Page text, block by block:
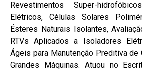
Revestimentos Super-
Elétricos, Células Solares
Ésteres Naturais Isolantes,
RTVs Aplicados a Isoladores
Ágeis para Manutenção Preditiva
Grandes Máquinas. Atuou no